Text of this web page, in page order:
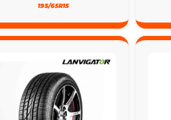
195/65R15